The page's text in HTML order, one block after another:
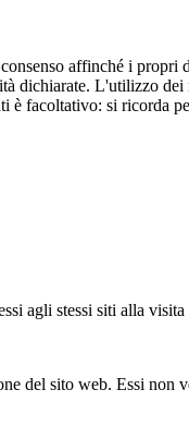
affinché i propri
dichiarate. L'utilizzo
facoltativo: si ricorda
agli stessi siti alla visita
del sito web. Essi non